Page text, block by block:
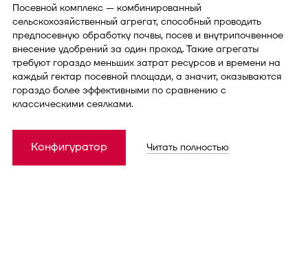
Посевной комплекс — комбинированный
сельскохозяйственный агрегат, способный проводить
предпосевную обработку почвы, посев и внутрипочвенное
внесение удобрений за один проход. Такие агрегаты
требуют гораздо меньших затрат ресурсов и времени на
каждый гектар посевной площади, а значит, оказываются
гораздо более эффективными по сравнению с
классическими сеялками.
Конфигуратор Читать полностью